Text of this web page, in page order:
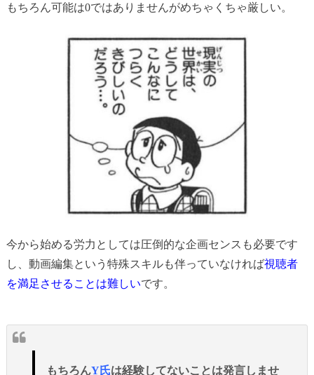
もちろん可能は0ではありませんがめちゃくちゃ厳しい。
今から始める労力としては圧倒的な企画センスも必要です
し、動画編集という特殊スキルも伴っていなければ視聴者
を満足させることは難しいです。
もちろんY氏は経験してないことは発言しませ